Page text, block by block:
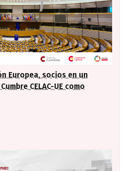
Europea, socios en un
CELAC-UE como